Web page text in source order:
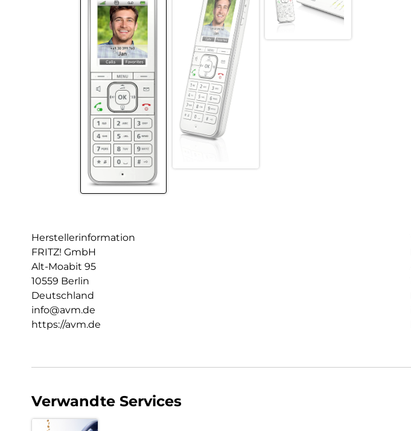
Herstellerinformation
FRITZ! GmbH
Alt-Moabit 95
10559 Berlin
Deutschland
info@avm.de
https://avm.de
Verwandte Services